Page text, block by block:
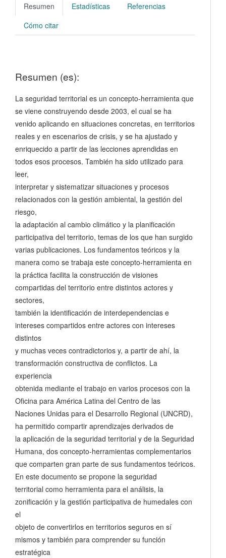
Resumen Estadísticas
Referencias
Cómo citar
Resumen (es):
La seguridad territorial es un concepto-herramienta que
se viene construyendo desde 2003, el cual se ha
venido aplicando en situaciones concretas, en territorios
reales y en escenarios de crisis, y se ha ajustado y
enriquecido a partir de las lecciones aprendidas en
todos esos procesos. También ha sido utilizado para
leer,
interpretar y sistematizar situaciones y procesos
relacionados con la gestión ambiental, la gestión del
riesgo,
la adaptación al cambio climático y la planificación
participativa del territorio, temas de los que han surgido
varias publicaciones. Los fundamentos teóricos y la
manera como se trabaja este concepto-herramienta en
la práctica facilita la construcción de visiones
compartidas del territorio entre distintos actores y
sectores,
también la identificación de interdependencias e
intereses compartidos entre actores con intereses
distintos
y muchas veces contradictorios y, a partir de ahí, la
transformación constructiva de conflictos. La
experiencia
obtenida mediante el trabajo en varios procesos con la
Oficina para América Latina del Centro de las
Naciones Unidas para el Desarrollo Regional (UNCRD),
ha permitido compartir aprendizajes derivados de
la aplicación de la seguridad territorial y de la Seguridad
Humana, dos concepto-herramientas complementarios
que comparten gran parte de sus fundamentos teóricos.
En este documento se propone la seguridad
territorial como herramienta para el análisis, la
zonificación y la gestión participativa de humedales con
el
objeto de convertirlos en territorios seguros en sí
mismos y también para comprender su función
estratégica